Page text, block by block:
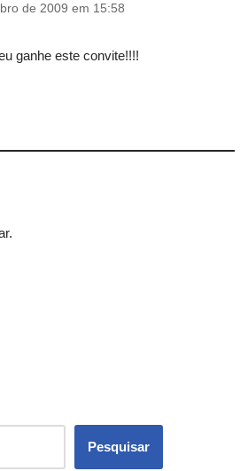
de 2009 em 15:58
ganhe este convite!!!!
Pesquisar